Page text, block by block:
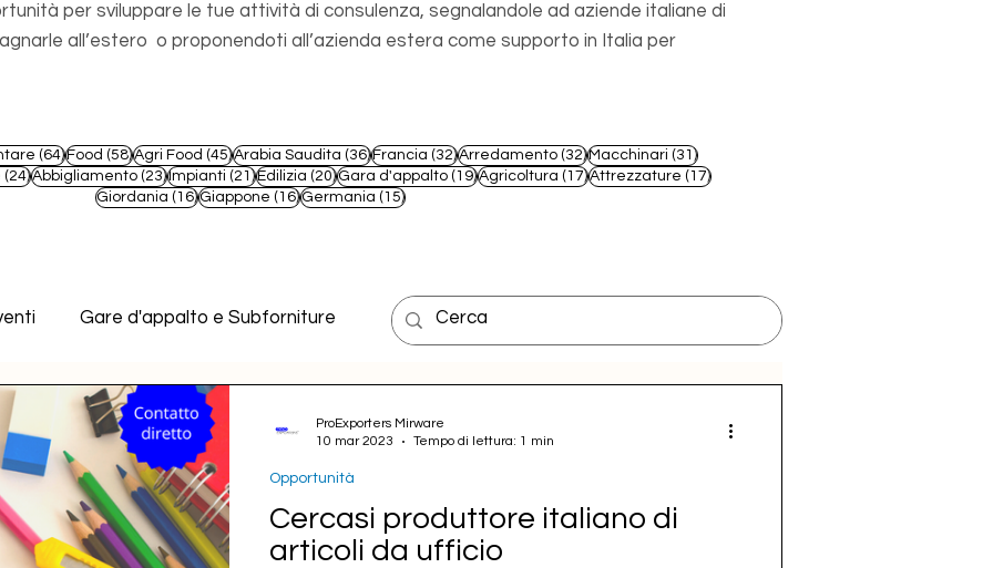
per sviluppare le tue attività di consulenza, segnalandole ad aziende italiane di
all’estero o proponendoti all’azienda estera come supporto in Italia per
(64)64 post
Food (58)58 post
Agri Food (45)45 post
Arabia Saudita (36)36 post
Francia (32)32 post
Arredamento (32)32 post
Macchinari (31)31 post
(24)24 post
Abbigliamento (23)23 post
Impianti (21)21 post
Edilizia (20)20 post
Gara d'appalto (19)19 post
Agricoltura (17)17 post
Attrezzature (17)17 post
Giordania (16)16 post
Giappone (16)16 post
Germania (15)15 post
Gare d'appalto e Subforniture
Cercasi produttore italiano di
articoli da ufficio
Opportunità
ProExporters Mirware
10 mar 2023
Tempo di lettura: 1 min